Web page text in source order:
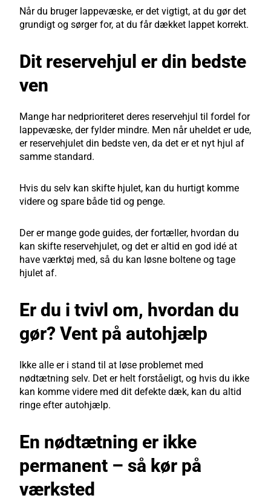
Når du bruger lappevæske, er det vigtigt, at du gør det
grundigt og sørger for, at du får dækket lappet korrekt.
Dit reservehjul er din bedste
ven
Mange har nedprioriteret deres reservehjul til fordel for
lappevæske, der fylder mindre. Men når uheldet er ude,
er reservehjulet din bedste ven, da det er et nyt hjul af
samme standard.
Hvis du selv kan skifte hjulet, kan du hurtigt komme
videre og spare både tid og penge.
Der er mange gode guides, der fortæller, hvordan du
kan skifte reservehjulet, og det er altid en god idé at
have værktøj med, så du kan løsne boltene og tage
hjulet af.
Er du i tvivl om, hvordan du
gør? Vent på autohjælp
Ikke alle er i stand til at løse problemet med
nødtætning selv. Det er helt forståeligt, og hvis du ikke
kan komme videre med dit defekte dæk, kan du altid
ringe efter autohjælp.
En nødtætning er ikke
permanent – så kør på
værksted